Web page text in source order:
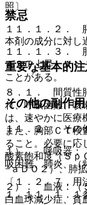
禁忌
本剤の成分に対し
重要な基本的
８．１． 間質性
れ、呼吸困難、咳
は、速やかに医療
また、胸部ＣＴ検
ること。必要に応
酸素飽和度（Ｓｐ
−ａＤＯ２）、肺
〔１．２、７．用
１、１１．１．１
照〕。
１１．１．２．
１１．１．３．
ＡＳＴ上昇、ＡＬ
ことがある。
その他の副作用
１１．２． その
１）． 呼吸器：
吸困難、肺炎、（
２）． 血液：（
白血球減少症、貧